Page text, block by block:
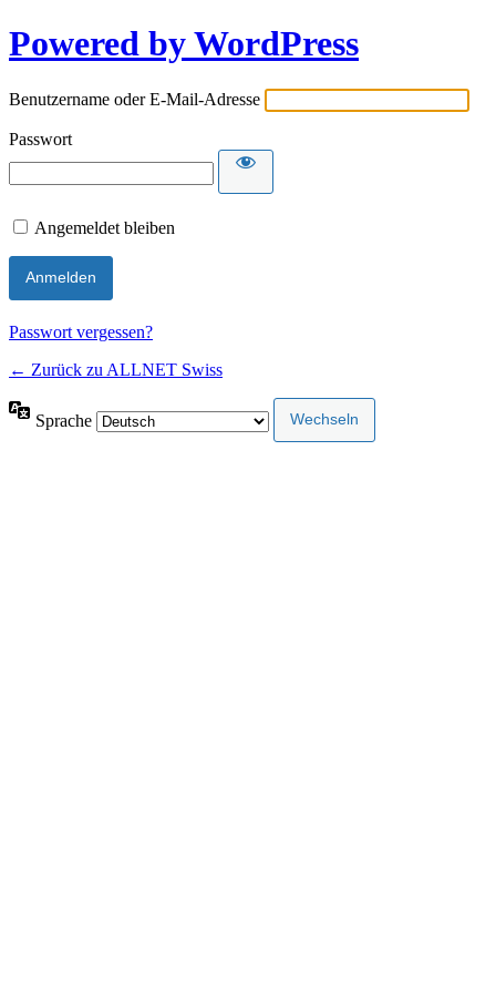
Powered by WordPress
Benutzername oder E-Mail-Adresse
Passwort
Angemeldet bleiben
Passwort vergessen?
← Zurück zu ALLNET Swiss
Sprache